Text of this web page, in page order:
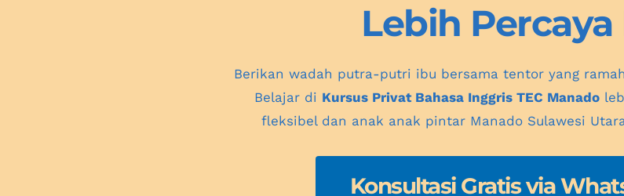
Lebih Percaya
Berikan wadah putra-putri ibu bersama tentor yang
Belajar di Kursus Privat Bahasa Inggris TEC Manado
fleksibel dan anak anak pintar Manado Sulawesi
Konsultasi Gratis via